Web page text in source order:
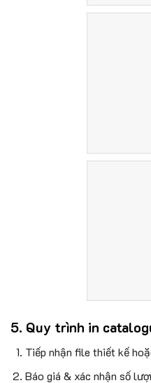
5. Quy trình in
Tiếp nhận file thiết kế
Báo giá & xác nhận số